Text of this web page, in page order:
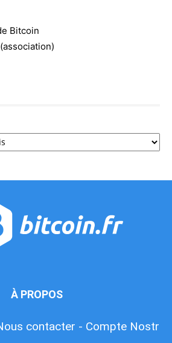
Bitcoin
À PROPOS
contacter - Compte Nostr